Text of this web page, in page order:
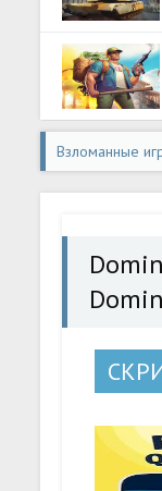
Взломанные
Dominos